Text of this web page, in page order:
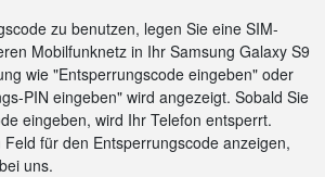
zu benutzen, legen Sie eine SIM-
Mobilfunknetz in Ihr Samsung Galaxy S9
wie "Entsperrungscode eingeben" oder
PIN eingeben" wird angezeigt. Sobald Sie
eingeben, wird Ihr Telefon entsperrt.
für den Entsperrungscode anzeigen,
uns.